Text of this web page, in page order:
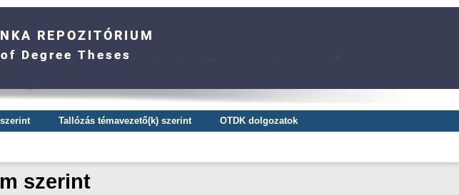
Tallózás témavezető(k) szerint
OTDK dolgozatok
szerint